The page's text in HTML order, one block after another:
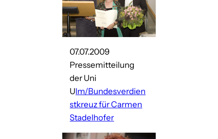
07.07.2009
Pressemitteilung
der Uni
Ulm/Bundesverdien
stkreuz für Carmen
Stadelhofer